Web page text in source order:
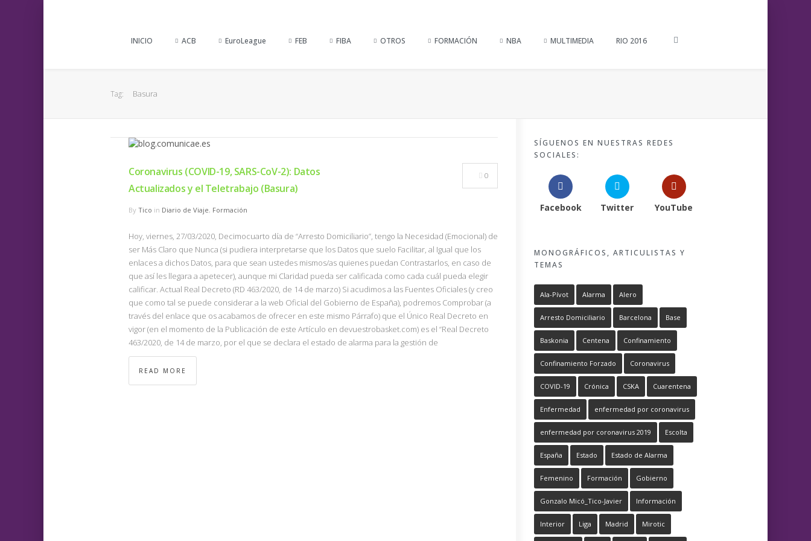
INICIO ACB EuroLeague FEB FIBA OTROS FORMACIÓN NBA MULTIMEDIA RIO 2016
Tag: Basura
Coronavirus (COVID-19, SARS-CoV-2): Datos
Actualizados y el Teletrabajo (Basura)
By Tico in Diario de Viaje, Formación
0
Hoy, viernes, 27/03/2020, Decimocuarto día de “Arresto Domiciliario”, tengo la Necesidad (Emocional) de
ser Más Claro que Nunca (si pudiera interpretarse que los Datos que suelo Facilitar, al Igual que los
enlaces a dichos Datos, para que sean ustedes mismos/as quienes puedan Contrastarlos, en caso de
que así les llegara a apetecer), aunque mi Claridad pueda ser calificada como cada cuál pueda elegir
calificar. Actual Real Decreto (RD 463/2020, de 14 de marzo) Si acudimos a las Fuentes Oficiales (y creo
que como tal se puede considerar a la web Oficial del Gobierno de España), podremos Comprobar (a
través del enlace que os acabamos de ofrecer en este mismo Párrafo) que el Único Real Decreto en
vigor (en el momento de la Publicación de este Artículo en devuestrobasket.com) es el “Real Decreto
463/2020, de 14 de marzo, por el que se declara el estado de alarma para la gestión de
READ MORE
SÍGUENOS EN NUESTRAS REDES
SOCIALES:
Facebook Twitter YouTube
MONOGRÁFICOS, ARTICULISTAS Y
TEMAS
Ala-Pívot Alarma Alero
Arresto Domiciliario Barcelona Base
Baskonia Centena Confinamiento
Confinamiento Forzado Coronavirus
COVID-19 Crónica CSKA Cuarentena
Enfermedad enfermedad por coronavirus
enfermedad por coronavirus 2019 Escolta
España Estado Estado de Alarma
Femenino Formación Gobierno
Gonzalo Micó_Tico-Javier Información
Interior Liga Madrid Mirotic